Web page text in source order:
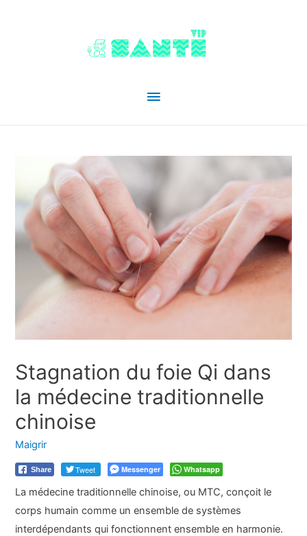
Menu
Stagnation du foie Qi dans
la médecine traditionnelle
chinoise
Maigrir
Share Tweet Messenger Whatsapp
La médecine traditionnelle chinoise, ou MTC, conçoit le
corps humain comme un ensemble de systèmes
interdépendants qui fonctionnent ensemble en harmonie.